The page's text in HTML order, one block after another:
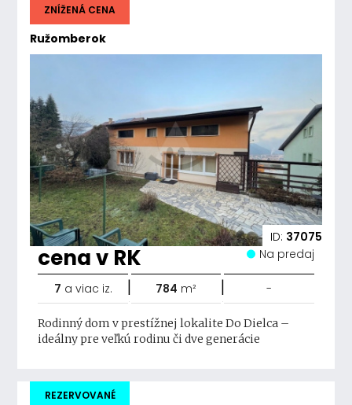
Ružomberok
ZNÍŽENÁ CENA
ID: 37075
cena v RK Na predaj
7 a viac iz. | 784 m² | -
Rodinný dom v prestížnej lokalite Do Dielca –
ideálny pre veľkú rodinu či dve generácie
REZERVOVANÉ